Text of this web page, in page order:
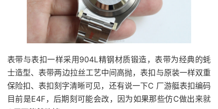
表带与表扣一样采用904L精钢材质锻造，表带为经典的蚝
士造型、表带两边拉丝工艺中间高抛，表扣与原装一样双重
保险扣、表扣刻字清晰可见，还有说一下C 厂游艇表扣编码
目前是E4F，后期刻可能会改，因为如果那些仿C做出来就